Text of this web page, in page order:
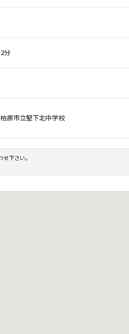
2分
柏原市立堅下北中学校
下さい。